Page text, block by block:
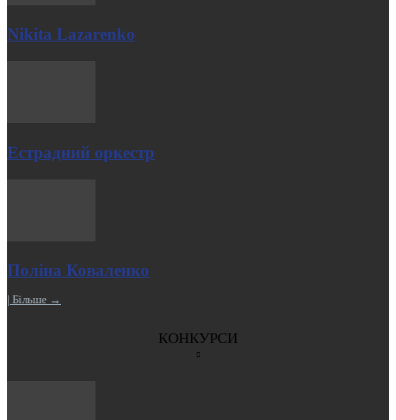
Nikita Lazarenko
Естрадний оркестр
Поліна Коваленко
| Більше →
КОНКУРСИ